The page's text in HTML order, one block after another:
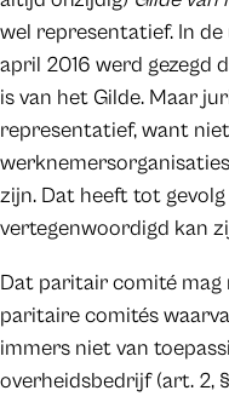
wel representatief. In
april 2016 werd gezegd
is van het Gilde. Maar
representatief, want
zijn. Dat heeft tot
vertegenwoordigd kan
Dat paritair comité
paritaire comités
immers niet van
overheidsbedrijf (art. 2,